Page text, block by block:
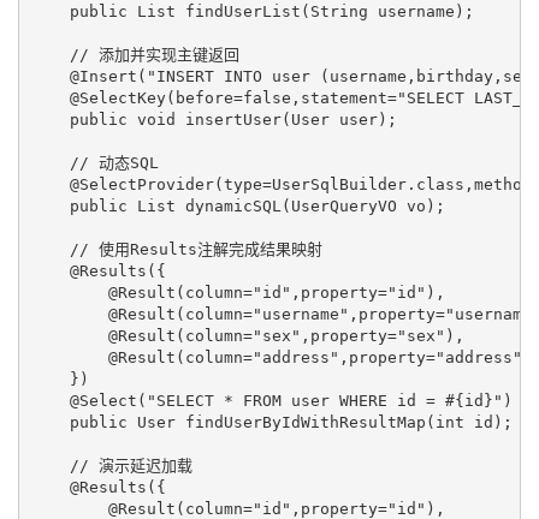
    public List
findUserList(String username);
    // 添加并实现主键返回
@Insert("INSERT INTO user
@SelectKey(before=false,statement="SELECT
    public void insertUser(User user);
    // 动态SQL
    public List
dynamicSQL(UserQueryVO vo);
    // 使用Results注解完成结果映射
    @Results({
        @Result(column="id",property="id"),
        @Result(column="sex",property="sex"),
        @Result(column="address",property="address")
    })
    @Select("SELECT * FROM user WHERE id = #{id}")
    public User findUserByIdWithResultMap(int id);
    // 演示延迟加载
    @Results({
        @Result(column="id",property="id"),